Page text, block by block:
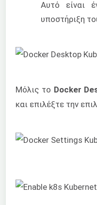
Αυτό είναι
υποστήριξη
Μόλις το Docker
και επιλέξτε την